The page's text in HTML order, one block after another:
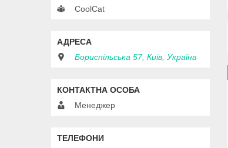
CoolCat
Бориспільська 57, Київ, Україна
Менеджер